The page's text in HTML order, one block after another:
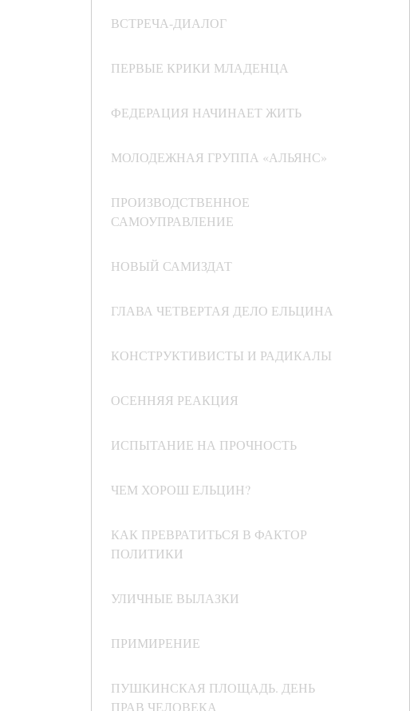
ВСТРЕЧА-ДИАЛОГ
ПЕРВЫЕ КРИКИ МЛАДЕНЦА
ФЕДЕРАЦИЯ НАЧИНАЕТ ЖИТЬ
МОЛОДЕЖНАЯ ГРУППА «АЛЬЯНС»
ПРОИЗВОДСТВЕННОЕ
САМОУПРАВЛЕНИЕ
НОВЫЙ САМИЗДАТ
ГЛАВА ЧЕТВЕРТАЯ ДЕЛО ЕЛЬЦИНА
КОНСТРУКТИВИСТЫ И РАДИКАЛЫ
ОСЕННЯЯ РЕАКЦИЯ
ИСПЫТАНИЕ НА ПРОЧНОСТЬ
ЧЕМ ХОРОШ ЕЛЬЦИН?
КАК ПРЕВРАТИТЬСЯ В ФАКТОР
ПОЛИТИКИ
УЛИЧНЫЕ ВЫЛАЗКИ
ПРИМИРЕНИЕ
ПУШКИНСКАЯ ПЛОЩАДЬ. ДЕНЬ
ПРАВ ЧЕЛОВЕКА